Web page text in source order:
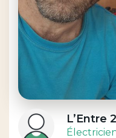
L’Entre